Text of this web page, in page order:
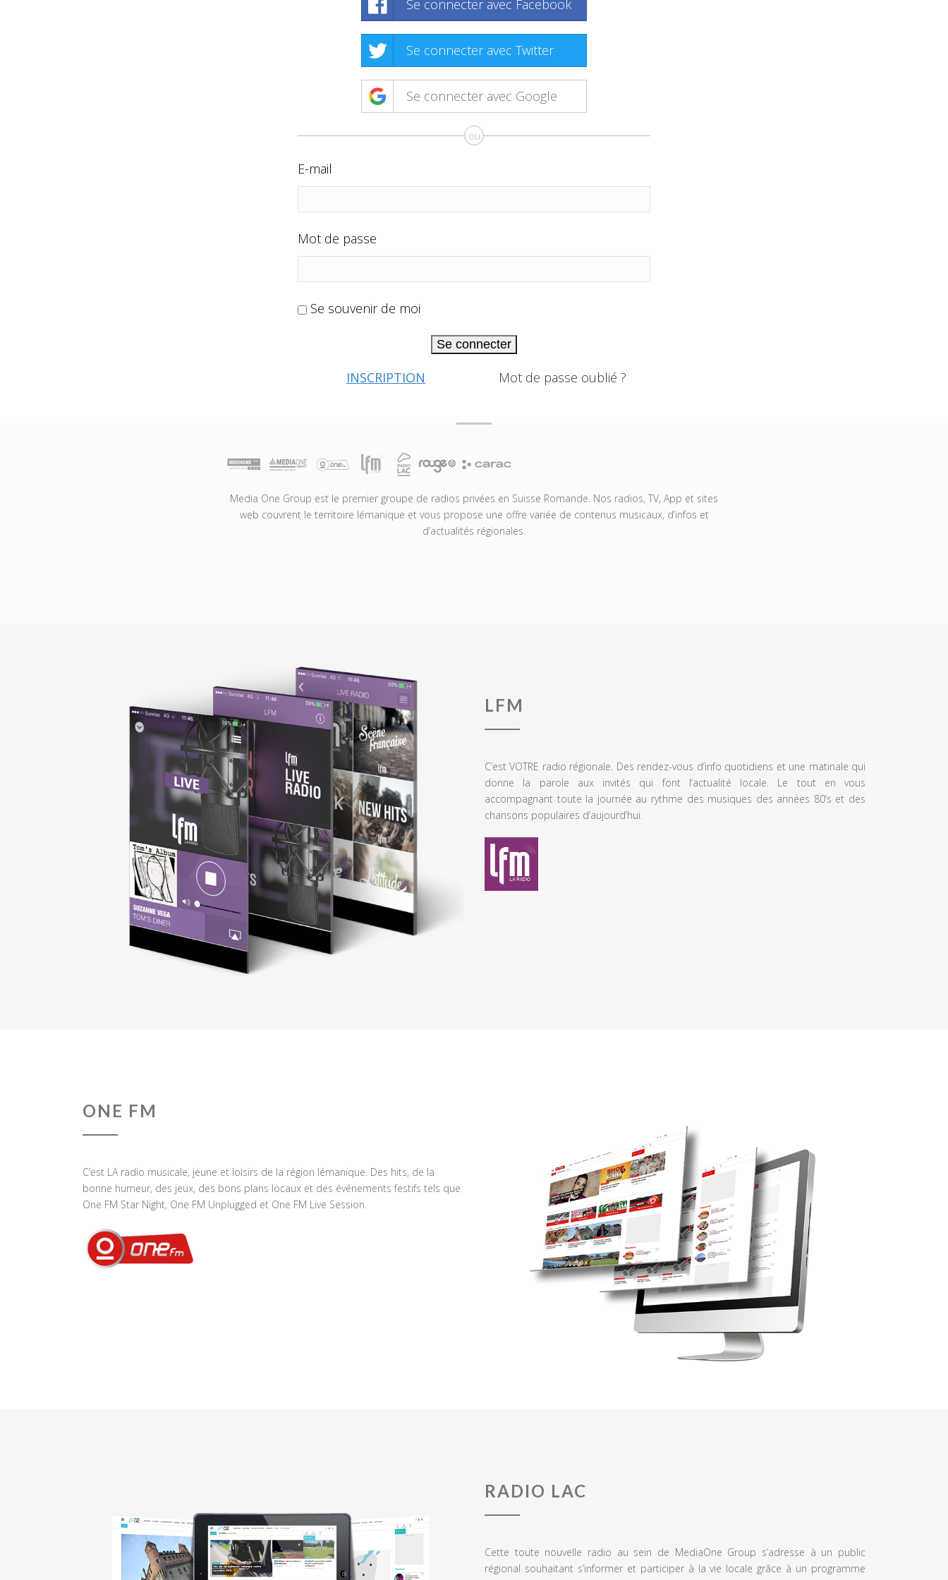
Se connecter avec Facebook
Se connecter avec Twitter
Se connecter avec Google
ou
E-mail
Mot de passe
Se souvenir de moi
Se connecter
INSCRIPTION Mot de passe oublié ?
Media One Group est le premier groupe de radios privées en Suisse Romande. Nos radios, TV, App et sites
web couvrent le territoire lémanique et vous propose une offre variée de contenus musicaux, d’infos et
d’actualités régionales.
LFM
C’est VOTRE radio régionale. Des rendez-vous d’info quotidiens et une matinale qui
donne la parole aux invités qui font l’actualité locale. Le tout en vous
accompagnant toute la journée au rythme des musiques des années 80’s et des
chansons populaires d’aujourd’hui.
ONE FM
C’est LA radio musicale, jeune et loisirs de la région lémanique. Des hits, de la
bonne humeur, des jeux, des bons plans locaux et des événements festifs tels que
One FM Star Night, One FM Unplugged et One FM Live Session.
RADIO LAC
Cette toute nouvelle radio au sein de MediaOne Group s’adresse à un public
régional souhaitant s’informer et participer à la vie locale grâce à un programme